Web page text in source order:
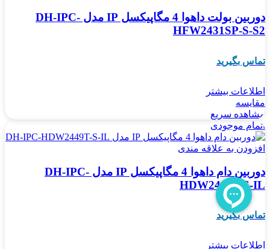
دوربین بولت داهوا 4 مگاپیکسل IP مدل DH-IPC-
HFW2431SP-S-S2
تماس بگیرید
اطلاعات بیشتر
مقایسه
مشاهده سریع
اتمام موجودی
افزودن به علاقه مندی
دوربین دام داهوا 4 مگاپیکسل IP مدل DH-IPC-
HDW2449T-S-IL
تماس بگیرید
اطلاعات بیشتر